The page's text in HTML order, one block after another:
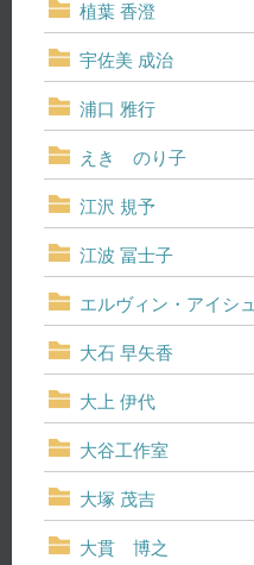
植葉 香澄
宇佐美 成治
浦口 雅行
えき のり子
江沢 規予
江波 冨士子
エルヴィン・アイシュ
大石 早矢香
大上 伊代
大谷工作室
大塚 茂吉
大貫 博之